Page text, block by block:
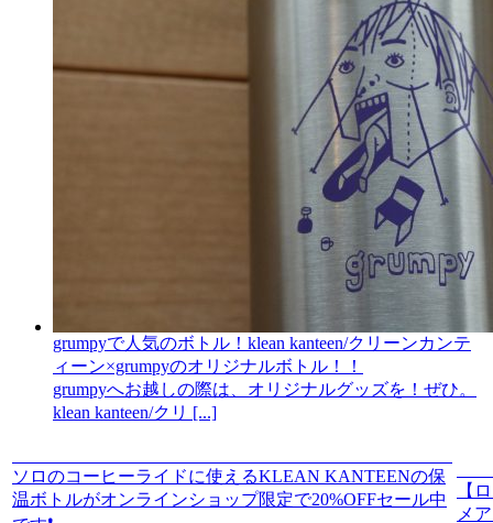
grumpyで人気のボトル！klean kanteen/クリーンカンテ
ィーン×grumpyのオリジナルボトル！！
grumpyへお越しの際は、オリジナルグッズを！ぜひ。
klean kanteen/クリ [...]
ソロのコーヒーライドに使えるKLEAN KANTEENの保
温ボトルがオンラインショップ限定で20%OFFセール中
【
メ